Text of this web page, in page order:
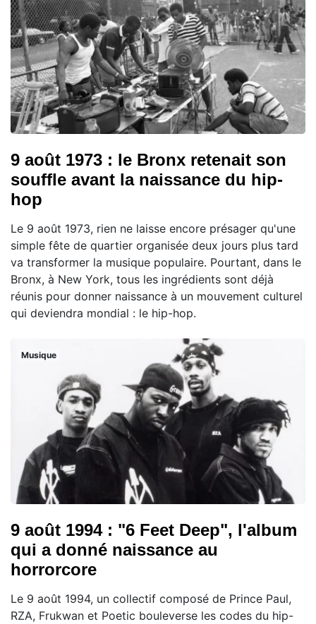
9 août 1973 : le Bronx retenait son
souffle avant la naissance du hip-
hop
Le 9 août 1973, rien ne laisse encore présager qu'une
simple fête de quartier organisée deux jours plus tard
va transformer la musique populaire. Pourtant, dans le
Bronx, à New York, tous les ingrédients sont déjà
réunis pour donner naissance à un mouvement culturel
qui deviendra mondial : le hip-hop.
Musique
9 août 1994 : "6 Feet Deep", l'album
qui a donné naissance au
horrorcore
Le 9 août 1994, un collectif composé de Prince Paul,
RZA, Frukwan et Poetic bouleverse les codes du hip-